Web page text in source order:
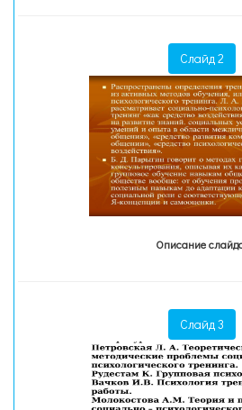
Слайд 2
Описание
Слайд 3